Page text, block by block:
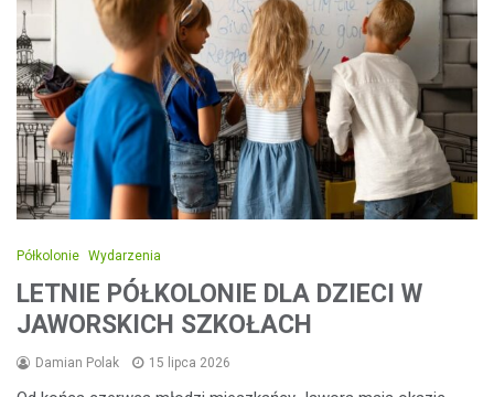
Półkolonie Wydarzenia
LETNIE PÓŁKOLONIE DLA DZIECI W
JAWORSKICH SZKOŁACH
Damian Polak 15 lipca 2026